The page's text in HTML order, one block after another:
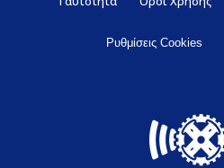
Ρυθμίσεις Cookies